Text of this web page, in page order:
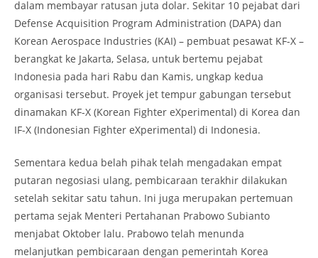
dalam membayar ratusan juta dolar. Sekitar 10 pejabat dari
Defense Acquisition Program Administration (DAPA) dan
Korean Aerospace Industries (KAI) – pembuat pesawat KF-X –
berangkat ke Jakarta, Selasa, untuk bertemu pejabat
Indonesia pada hari Rabu dan Kamis, ungkap kedua
organisasi tersebut. Proyek jet tempur gabungan tersebut
dinamakan KF-X (Korean Fighter eXperimental) di Korea dan
IF-X (Indonesian Fighter eXperimental) di Indonesia.
Sementara kedua belah pihak telah mengadakan empat
putaran negosiasi ulang, pembicaraan terakhir dilakukan
setelah sekitar satu tahun. Ini juga merupakan pertemuan
pertama sejak Menteri Pertahanan Prabowo Subianto
menjabat Oktober lalu. Prabowo telah menunda
melanjutkan pembicaraan dengan pemerintah Korea